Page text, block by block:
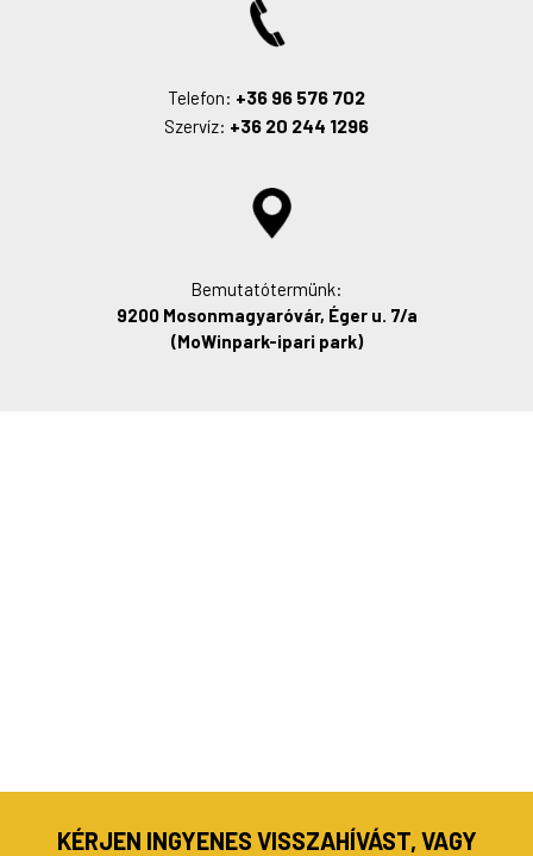
Telefon: +36 96 576 702
Szervíz: +36 20 244 1296
Bemutatótermünk:
9200 Mosonmagyaróvár, Éger u. 7/a
(MoWinpark-ipari park)
KÉRJEN INGYENES VISSZAHÍVÁST, VAGY